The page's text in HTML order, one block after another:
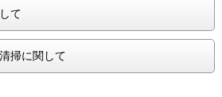
て
掃に関して